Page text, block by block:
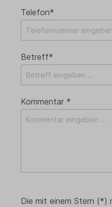
Telefon*
Betreff*
Kommentar *
Die mit einem Stern (*)